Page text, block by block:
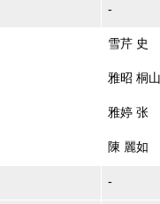
-
雪芹 史
雅昭 桐山
雅婷 张
陳 麗如
-